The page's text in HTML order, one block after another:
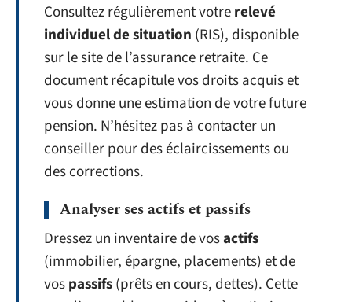
Consultez régulièrement votrerelevé
individuel de situation (RIS), disponible
sur le site de l’assurance retraite. Ce
document récapitule vos droits acquis et
vous donne une estimation de votre future
pension. N’hésitez pas à contacter un
conseiller pour des éclaircissements ou
des corrections.
Analyser ses actifs et passifs
Dressez un inventaire de vosactifs
(immobilier, épargne, placements) et de
vospassifs(prêts en cours, dettes). Cette